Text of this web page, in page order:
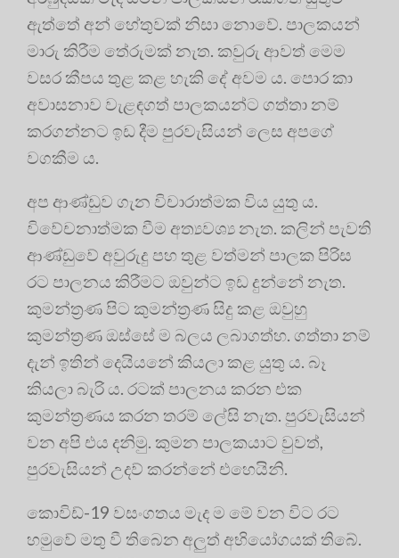
ඇත්තේ අන් හේතුවක් නිසා නොවේ. පාලකයන්
මාරු කිරීම තේරුමක් නැත. කවුරු ආවත් මෙම
වසර කීපය තුළ කළ හැකි දේ අවම ය. පොර කා
අවාසනාව වැළඳගත් පාලකයන්ට ගත්තා නම්
කරගන්නට ඉඩ දීම පුරවැසියන් ලෙස අපගේ
වගකීම ය.
අප ආණ්ඩුව ගැන විචාරාත්මක විය යුතු ය.
විවේචනාත්මක වීම අත්‍යවශ්‍ය නැත. කලින් පැවති
ආණ්ඩුවේ අවුරුදු පහ තුළ වත්මන් පාලක පිරිස
රට පාලනය කිරීමට ඔවුන්ට ඉඩ දුන්නේ නැත.
කුමන්ත්‍රණ පිට කුමන්ත්‍රණ සිදු කළ ඔවුහු
කුමන්ත්‍රණ ඔස්සේ ම බලය ලබාගත්හ. ගත්තා නම්
දැන් ඉතින් දෙයියනේ කියලා කළ යුතු ය. බෑ
කියලා බැරි ය. රටක් පාලනය කරන එක
කුමන්ත්‍රණය කරන තරම් ලේසි නැත. පුරවැසියන්
වන අපි එය දනිමු. කුමන පාලකයාට වුවත්,
පුරවැසියන් උදව් කරන්නේ එහෙයිනි.
කොවිඩ්-19 වසංගතය මැද ම මේ වන විට රට
හමුවේ මතු වී තිබෙන අලුත් අභියෝගයක් තිබේ.